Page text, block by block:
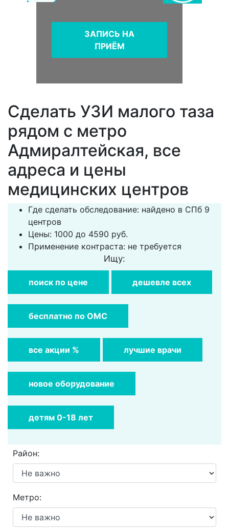
ЗАПИСЬ НА
ПРИЁМ
Сделать УЗИ малого таза
рядом с метро
Адмиралтейская, все
адреса и цены
медицинских центров
Где сделать обследование: найдено в СПб 9
центров
Цены: 1000 до 4590 руб.
Применение контраста: не требуется
Ищу:
поиск по цене дешевле всех
бесплатно по ОМС
все акции % лучшие врачи
новое оборудование
детям 0-18 лет
Район:
Метро: